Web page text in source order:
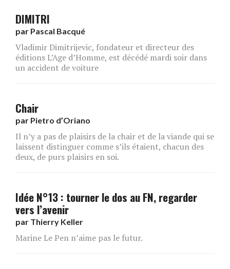
DIMITRI
par Pascal Bacqué
Vladimir Dimitrijevic, fondateur et directeur des
éditions L’Age d’Homme, est décédé mardi soir dans
un accident de voiture
Chair
par Pietro d’Oriano
Il n’y a pas de plaisirs de la chair et de la viande qui se
laissent distinguer comme s’ils étaient, chacun des
deux, de purs plaisirs en soi.
Idée N°13 : tourner le dos au FN, regarder
vers l’avenir
par Thierry Keller
Marine Le Pen n’aime pas le futur.